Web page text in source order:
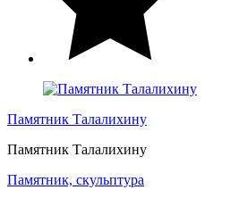
Памятник Талалихину
Памятник Талалихину
Памятник, скульптура